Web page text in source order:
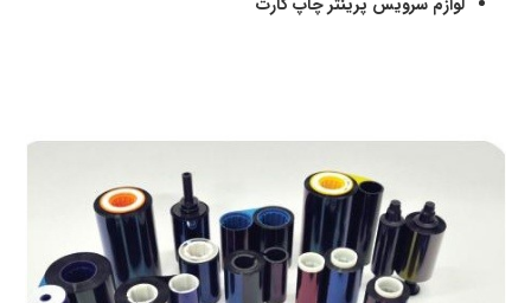
لوازم سرویس پرینتر چاپ کارت